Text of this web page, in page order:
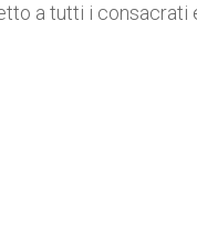
a tutti i consacrati